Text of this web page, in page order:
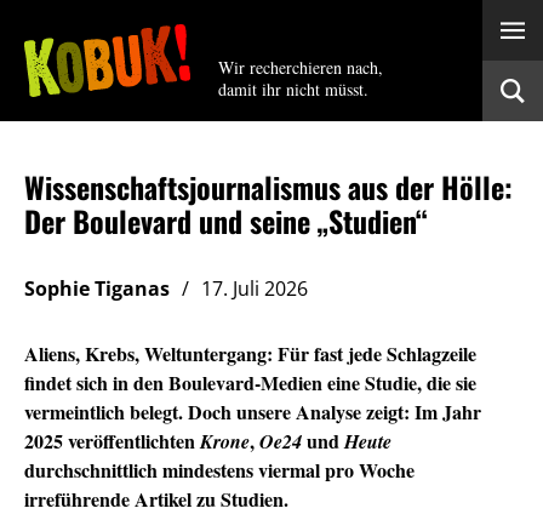
Wir recherchieren nach,
damit ihr nicht müsst.
Wissenschaftsjournalismus aus der Hölle:
Der Boulevard und seine „Studien“
Sophie Tiganas 17. Juli 2026
Aliens, Krebs, Weltuntergang: Für fast jede Schlagzeile
findet sich in den Boulevard-Medien eine Studie, die sie
vermeintlich belegt. Doch unsere Analyse zeigt: Im Jahr
2025 veröffentlichtenKrone,Oe24undHeute
durchschnittlich mindestens viermal pro Woche
irreführende Artikel zu Studien.